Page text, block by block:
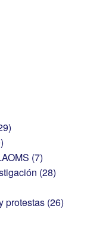
(7)
(28)
protestas (26)